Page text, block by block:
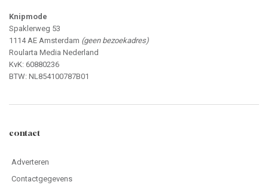
Knipmode
Spaklerweg 53
1114 AE Amsterdam (geen bezoekadres)
Roularta Media Nederland
KvK: 60880236
BTW: NL854100787B01
contact
Adverteren
Contactgegevens